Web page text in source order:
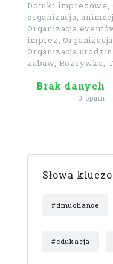
Domki imprezowe,
organizacja,
Organizacja
imprez,
Organizacja
zabaw, Rozrywka,
Brak danych
0 opinii
Słowa
#dmuchańce
#edukacja